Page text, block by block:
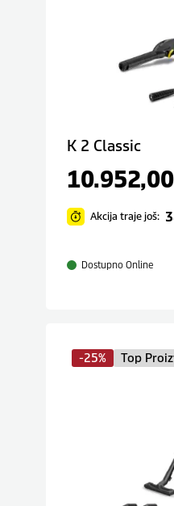
K 2 Classic
10.952,00
Akcija traje još:
Dostupno Online
-25% Top